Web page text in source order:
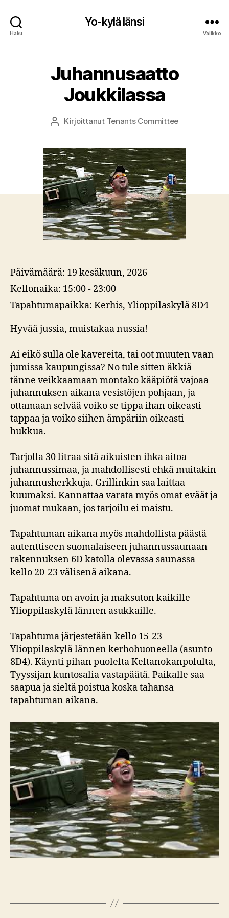
Haku
Yo-kylä länsi
Valikko
Juhannusaatto
Joukkilassa
Kirjoittaja
Kirjoittanut Tenants Committee
Päivämäärä: 19 kesäkuun, 2026
Kellonaika: 15:00 - 23:00
Tapahtumapaikka: Kerhis, Ylioppilaskylä 8D4
Hyvää jussia, muistakaa nussia!
Ai eikö sulla ole kavereita, tai oot muuten vaan
jumissa kaupungissa? No tule sitten äkkiä
tänne veikkaamaan montako kääpiötä vajoaa
juhannuksen aikana vesistöjen pohjaan, ja
ottamaan selvää voiko se tippa ihan oikeasti
tappaa ja voiko siihen ämpäriin oikeasti
hukkua.
Tarjolla 30 litraa sitä aikuisten ihka aitoa
juhannussimaa, ja mahdollisesti ehkä muitakin
juhannusherkkuja. Grillinkin saa laittaa
kuumaksi. Kannattaa varata myös omat eväät ja
juomat mukaan, jos tarjoilu ei maistu.
Tapahtuman aikana myös mahdollista päästä
autenttiseen suomalaiseen juhannussaunaan
rakennuksen 6D katolla olevassa saunassa
kello 20-23 välisenä aikana.
Tapahtuma on avoin ja maksuton kaikille
Ylioppilaskylä lännen asukkaille.
Tapahtuma järjestetään kello 15-23
Ylioppilaskylä lännen kerhohuoneella (asunto
8D4). Käynti pihan puolelta Keltanokanpolulta,
Tyyssijan kuntosalia vastapäätä. Paikalle saa
saapua ja sieltä poistua koska tahansa
tapahtuman aikana.